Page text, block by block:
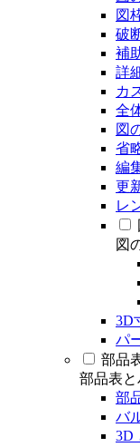
図
破
補
詳
カ
全
図
省
編
更
レ
図
3D
パ
部品
部品表と
部
バ
3D